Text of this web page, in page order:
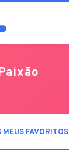
ATIVO)
MEUS FAVORITOS